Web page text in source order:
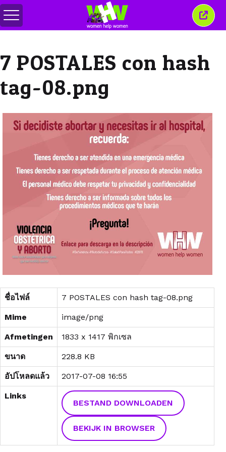
สลับ
เมนู
ปิด
หน้าต่
7 POSTALES con hash
tag-08.png
ชื่อไฟล์ 7 POSTALES con hash tag-08.png
Mime image/png
Afmetingen 1833 x 1417 พิกเซล
ขนาด 228.8 KB
อัปโหลดแล้ว 2017-07-08 16:55
Links
BESTAND DOWNLOADEN
BEKIJK IN BROWSER